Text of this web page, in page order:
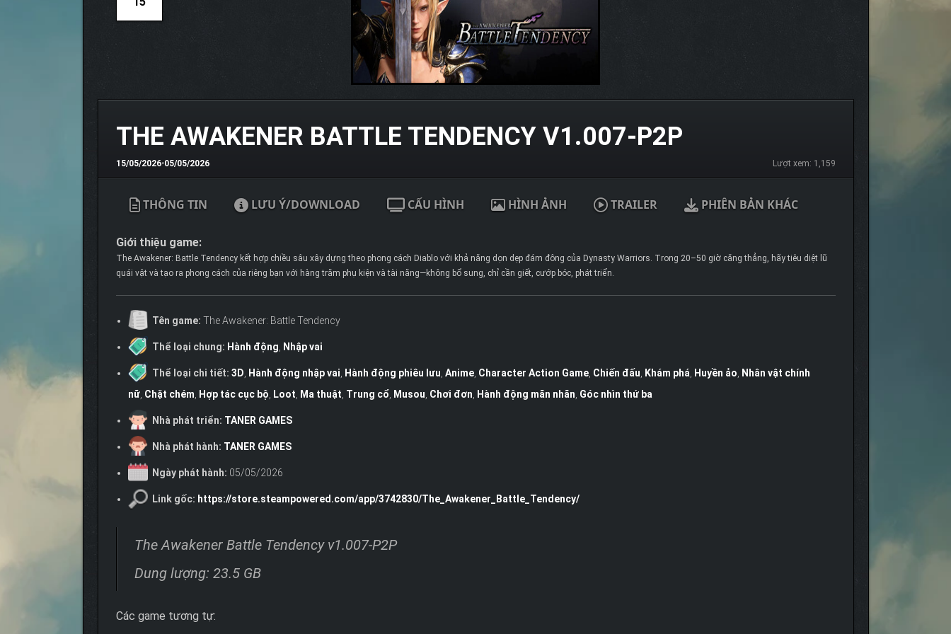
THE AWAKENER BATTLE TENDENCY V1.007-P2P
15/05/2026•05/05/2026 Lượt xem: 1,159
THÔNG TIN LƯU Ý/DOWNLOAD CẤU HÌNH HÌNH ẢNH TRAILER PHIÊN BẢN KHÁC
Giới thiệu game:
The Awakener: Battle Tendency kết hợp chiều sâu xây dựng theo phong cách Diablo với khả năng dọn dẹp đám đông của Dynasty Warriors. Trong 20–50 giờ căng thẳng, hãy tiêu diệt lũ
quái vật và tạo ra phong cách của riêng bạn với hàng trăm phụ kiện và tài năng—không bổ sung, chỉ cần giết, cướp bóc, phát triển.
Tên game: The Awakener: Battle Tendency
Thể loại chung: Hành động Nhập vai
Thể loại chi tiết: 3D Hành động nhập vai Hành động phiêu lưu Anime, Character Action Game, Chiến đấu Khám phá Huyền ảo
Nhân vật chính
nữ, Chặt chém Hợp tác cục bộ Loot Ma thuật Trung cổ Musou Chơi đơn Hành động mãn nhãn Góc nhìn thứ ba
Nhà phát triển: TANER GAMES
Nhà phát hành: TANER GAMES
Ngày phát hành: 05/05/2026
Link gốc: https://store.steampowered.com/app/3742830/The_Awakener_Battle_Tendency/
The Awakener Battle Tendency v1.007-P2P
Dung lượng: 23.5 GB
Các game tương tự: